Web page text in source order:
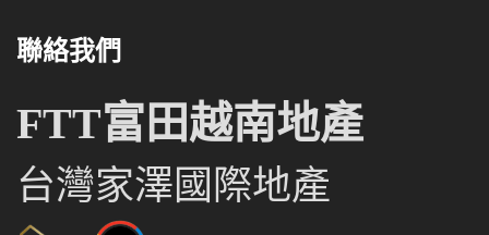
聯絡我們
FTT富田越南地產
台灣家澤國際地產